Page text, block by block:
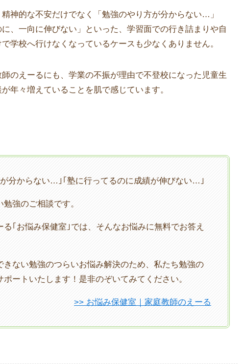
神的な不安だけでなく「勉強のやり方が分からない…」
に、一向に伸びない」といった、学習面での行き詰まりや自
学校へ行けなくなっているケースも少なくありません。
のえーるにも、学業の不振が理由で不登校になった児童生
年々増えていることを肌で感じています。
分からない…｣｢塾に行ってるのに成績が伸びない…｣
強のご相談です。
る｢お悩み保健室｣では、そんなお悩みに無料でお答え
きない勉強のつらいお悩み解決のため、私たち勉強の
ポートいたします！是非のぞいてみてください。
>> お悩み保健室｜家庭教師のえーる